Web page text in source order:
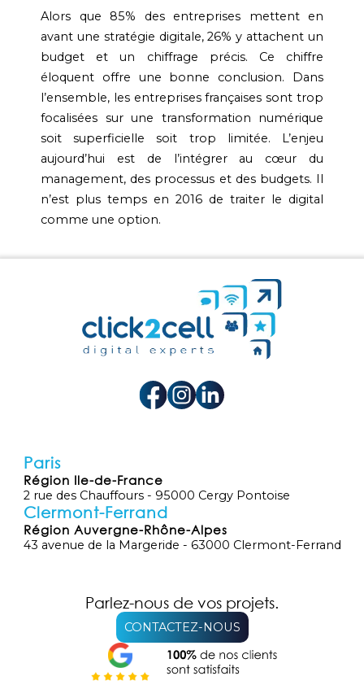
Alors que 85% des entreprises mettent en
avant une stratégie digitale, 26% y attachent un
budget et un chiffrage précis. Ce chiffre
éloquent offre une bonne conclusion. Dans
l’ensemble, les entreprises françaises sont trop
focalisées sur une transformation numérique
soit superficielle soit trop limitée. L’enjeu
aujourd’hui est de l’intégrer au cœur du
management, des processus et des budgets. Il
n’est plus temps en 2016 de traiter le digital
comme une option.
Paris
Région Ile-de-France
2 rue des Chauffours - 95000 Cergy Pontoise
Clermont-Ferrand
Région Auvergne-Rhône-Alpes
43 avenue de la Margeride - 63000 Clermont-Ferrand
Parlez-nous de vos projets.
CONTACTEZ-NOUS
Nous utilisons des cookies pour nous
permettre de mieux comprendre
comment le site est utilisé. En